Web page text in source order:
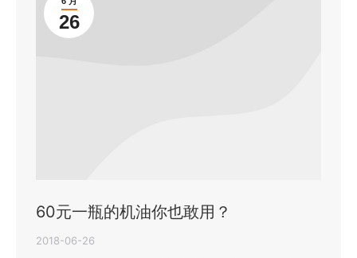
26
60元一瓶的机油你也敢用？
2018-06-26